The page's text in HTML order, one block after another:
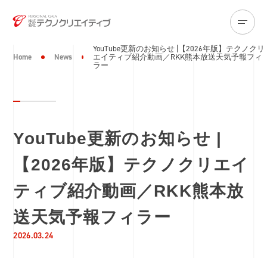
Home News
YouTube更新のお知らせ |【2026年版】テクノクリ
エイティブ紹介動画／RKK熊本放送天気予報フィ
ラー
YouTube更新のお知らせ |
【2026年版】テクノクリエイ
ティブ紹介動画／RKK熊本放
送天気予報フィラー
2026.03.24